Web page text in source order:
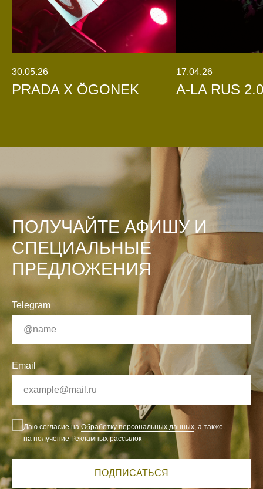
30.05.26
PRADA X ÖGONEK
17.04.26
A-LA RUS 2.0
ПОЛУЧАЙТЕ АФИШУ И
СПЕЦИАЛЬНЫЕ
ПРЕДЛОЖЕНИЯ
Telegram
Email
Даю согласие наОбработку персональных данных , а также
на получениеРекламных рассылок
ПОДПИСАТЬСЯ